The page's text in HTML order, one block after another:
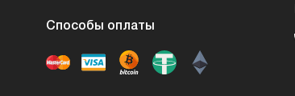
Способы оплаты